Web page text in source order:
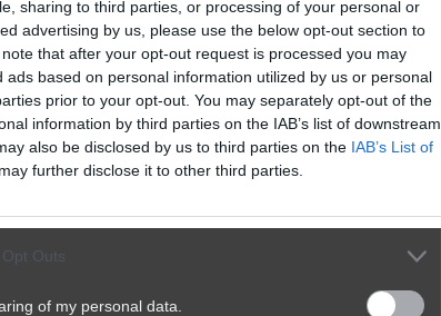
sharing to third parties, or processing of your personal or
advertising by us, please use the below opt-out section to
that after your opt-out request is processed you may
based on personal information utilized by us or personal
prior to your opt-out. You may separately opt-out of the
information by third parties on the IAB’s list of downstream
also be disclosed by us to third parties on the IAB’s List of
further disclose it to other third parties.
Outs
of my personal data.